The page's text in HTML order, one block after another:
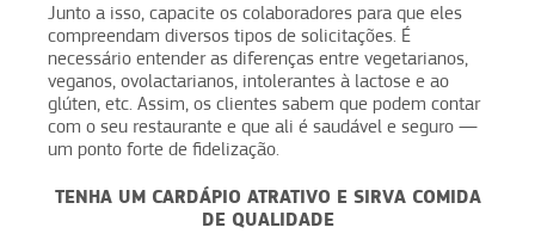
Junto a isso, capacite os colaboradores para que eles
compreendam diversos tipos de solicitações. É
necessário entender as diferenças entre vegetarianos,
veganos, ovolactarianos, intolerantes à lactose e ao
glúten, etc. Assim, os clientes sabem que podem contar
com o seu restaurante e que ali é saudável e seguro —
um ponto forte de fidelização.
TENHA UM CARDÁPIO ATRATIVO E SIRVA COMIDA
DE QUALIDADE